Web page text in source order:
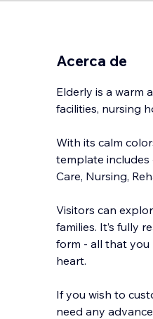
Acerca de
Elderly is a warm
facilities, nursing
With its calm
template includes
Care, Nursing,
Visitors can
families. It’s fully
form - all that you
heart.
If you wish to
need any